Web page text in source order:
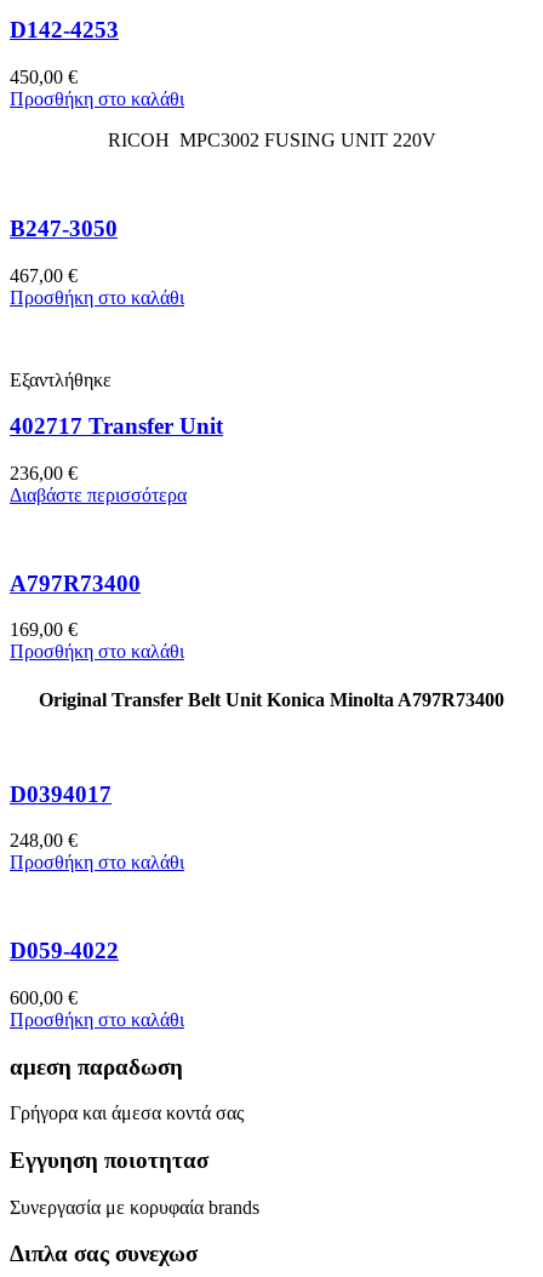
D142-4253
450,00 €
Προσθήκη στο καλάθι
RICOH MPC3002 FUSING UNIT 220V
B247-3050
467,00 €
Προσθήκη στο καλάθι
Εξαντλήθηκε
402717 Transfer Unit
236,00 €
Διαβάστε περισσότερα
A797R73400
169,00 €
Προσθήκη στο καλάθι
Original Transfer Belt Unit Konica Minolta A797R73400
D0394017
248,00 €
Προσθήκη στο καλάθι
D059-4022
600,00 €
Προσθήκη στο καλάθι
αμεση παραδωση
Γρήγορα και άμεσα κοντά σας
Εγγυηση ποιοτητασ
Συνεργασία με κορυφαία brands
Διπλα σας συνεχωσ